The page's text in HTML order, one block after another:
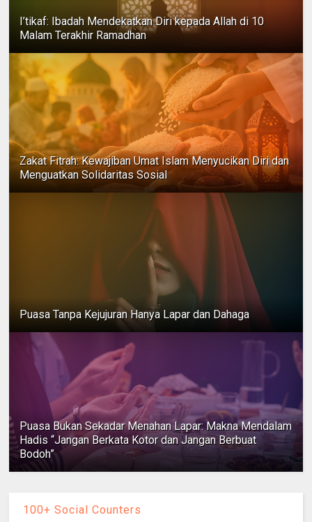
I’tikaf: Ibadah Mendekatkan Diri kepada Allah di 10
Malam Terakhir Ramadhan
Zakat Fitrah: Kewajiban Umat Islam Menyucikan Diri dan
Menguatkan Solidaritas Sosial
Puasa Tanpa Kejujuran Hanya Lapar dan Dahaga
Puasa Bukan Sekadar Menahan Lapar: Makna Mendalam
Hadis “Jangan Berkata Kotor dan Jangan Berbuat
Bodoh”
100+ Social Counters